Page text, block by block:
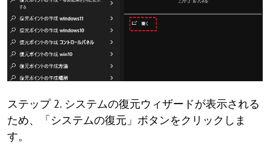
ステップ 2. システムの復元ウィザードが表示される
ため、「システムの復元」ボタンをクリックしま
す。